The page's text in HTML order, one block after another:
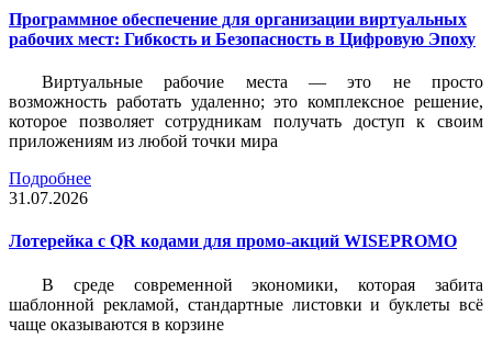
Программное обеспечение для организации виртуальных
рабочих мест: Гибкость и Безопасность в Цифровую Эпоху
Виртуальные рабочие места — это не просто
возможность работать удаленно; это комплексное решение,
которое позволяет сотрудникам получать доступ к своим
приложениям из любой точки мира
Подробнее
31.07.2026
Лотерейка c QR кодами для промо-акций WISEPROMO
В среде современной экономики, которая забита
шаблонной рекламой, стандартные листовки и буклеты всё
чаще оказываются в корзине